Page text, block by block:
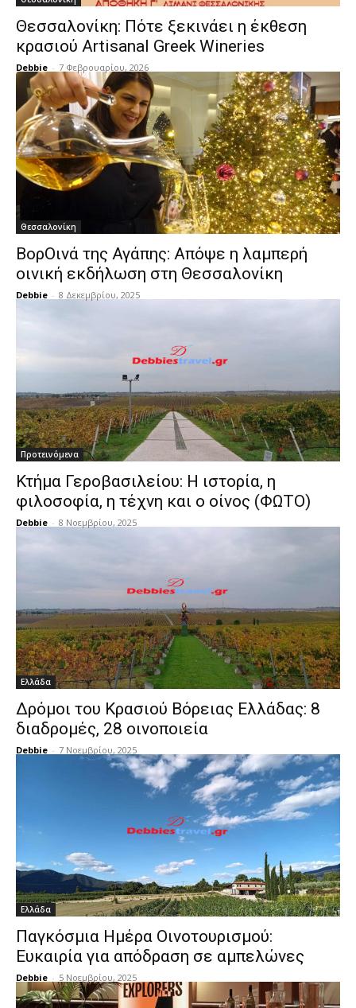
Θεσσαλονίκη: Πότε ξεκινάει η έκθεση
κρασιού Artisanal Greek Wineries
Debbie - 7 Φεβρουαρίου, 2026
Θεσσαλονίκη
ΒορΟινά της Αγάπης: Απόψε η λαμπερή
οινική εκδήλωση στη Θεσσαλονίκη
Debbie - 8 Δεκεμβρίου, 2025
Προτεινόμενα
Κτήμα Γεροβασιλείου: Η ιστορία, η
φιλοσοφία, η τέχνη και ο οίνος (ΦΩΤΟ)
Debbie - 8 Νοεμβρίου, 2025
Ελλάδα
Δρόμοι του Κρασιού Βόρειας Ελλάδας: 8
διαδρομές, 28 οινοποιεία
Debbie - 7 Νοεμβρίου, 2025
Ελλάδα
Παγκόσμια Ημέρα Οινοτουρισμού:
Ευκαιρία για απόδραση σε αμπελώνες
Debbie - 5 Νοεμβρίου, 2025